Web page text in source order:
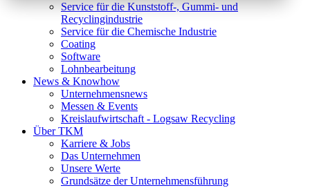
Service für die Kunststoff-, Gummi- und
Recyclingindustrie
Service für die Chemische Industrie
Coating
Software
Lohnbearbeitung
News & Knowhow
Unternehmensnews
Messen & Events
Kreislaufwirtschaft - Logsaw Recycling
Über TKM
Karriere & Jobs
Das Unternehmen
Unsere Werte
Grundsätze der Unternehmensführung